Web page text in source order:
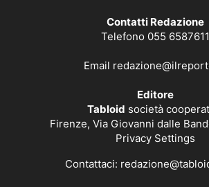
Contatti Redazione
Telefono 055 6587611
Email
Editore
Tabloid società
Firenze, Via Giovanni dalle
Privacy Settings
Contattaci: